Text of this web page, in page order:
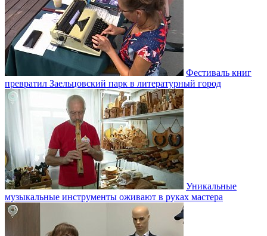
Фестиваль книг
превратил Заельцовский парк в литературный город
Уникальные
музыкальные инструменты оживают в руках мастера